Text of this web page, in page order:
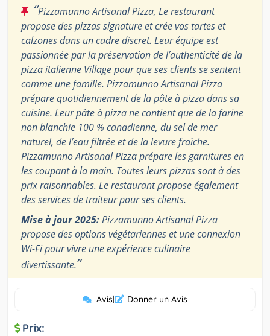
“Pizzamunno Artisanal Pizza, Le restaurant
propose des pizzas signature et crée vos tartes et
calzones dans un cadre discret. Leur équipe est
passionnée par la préservation de l’authenticité de la
pizza italienne Village pour que ses clients se sentent
comme une famille. Pizzamunno Artisanal Pizza
prépare quotidiennement de la pâte à pizza dans sa
cuisine. Leur pâte à pizza ne contient que de la farine
non blanchie 100 % canadienne, du sel de mer
naturel, de l’eau filtrée et de la levure fraîche.
Pizzamunno Artisanal Pizza prépare les garnitures en
les coupant à la main. Toutes leurs pizzas sont à des
prix raisonnables. Le restaurant propose également
des services de traiteur pour ses clients.
Mise à jour 2025:Pizzamunno Artisanal Pizza
propose des options végétariennes et une connexion
Wi-Fi pour vivre une expérience culinaire
divertissante.”
Avis| Donner un Avis
Prix: